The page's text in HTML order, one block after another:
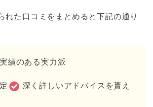
れた口コミをまとめると下記の通り
績のある実力派
深く詳しいアドバイスを貰え